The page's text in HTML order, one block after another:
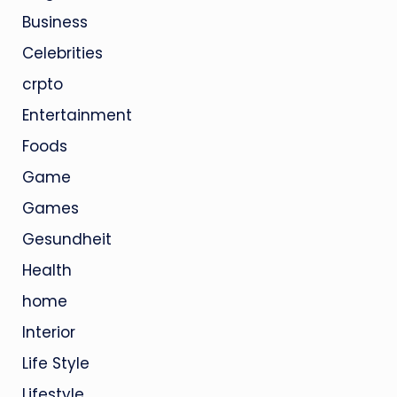
Business
Celebrities
crpto
Entertainment
Foods
Game
Games
Gesundheit
Health
home
Interior
Life Style